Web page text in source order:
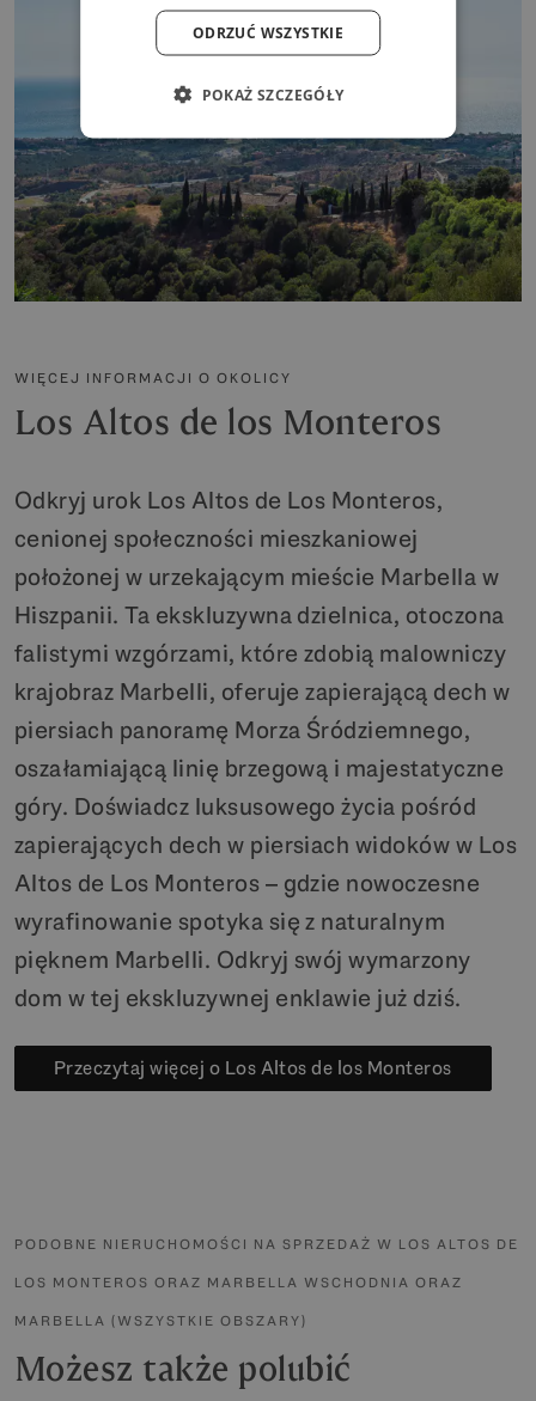
WIĘCEJ INFORMACJI O OKOLICY
Los Altos de los Monteros
Odkryj urok Los Altos de Los Monteros,
cenionej społeczności mieszkaniowej
położonej w urzekającym mieście Marbella w
Hiszpanii. Ta ekskluzywna dzielnica, otoczona
falistymi wzgórzami, które zdobią malowniczy
krajobraz Marbelli, oferuje zapierającą dech w
piersiach panoramę Morza Śródziemnego,
oszałamiającą linię brzegową i majestatyczne
góry. Doświadcz luksusowego życia pośród
zapierających dech w piersiach widoków w Los
Altos de Los Monteros – gdzie nowoczesne
wyrafinowanie spotyka się z naturalnym
pięknem Marbelli. Odkryj swój wymarzony
dom w tej ekskluzywnej enklawie już dziś.
Przeczytaj więcej o Los Altos de los Monteros
PODOBNE NIERUCHOMOŚCI NA SPRZEDAŻ W LOS ALTOS DE
LOS MONTEROS ORAZ MARBELLA WSCHODNIA ORAZ
MARBELLA (WSZYSTKIE OBSZARY)
Możesz także polubić
ODRZUĆ WSZYSTKIE
POKAŻ SZCZEGÓŁY